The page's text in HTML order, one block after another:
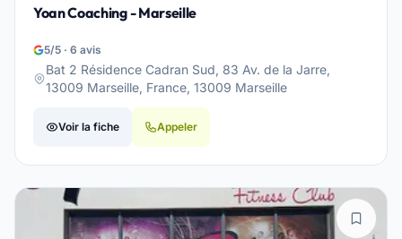
Yoan Coaching - Marseille
5/5 · 6 avis
Bat 2 Résidence Cadran Sud, 83 Av. de la Jarre,
13009 Marseille, France, 13009 Marseille
Voir la fiche Appeler